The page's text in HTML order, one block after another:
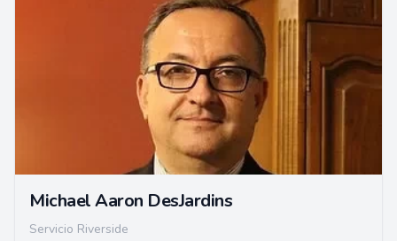
Michael Aaron DesJardins
Servicio Riverside